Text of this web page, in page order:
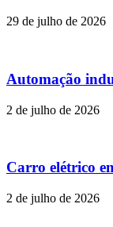
29 de julho de 2026
Automação
2 de julho de 2026
Carro elétrico
2 de julho de 2026